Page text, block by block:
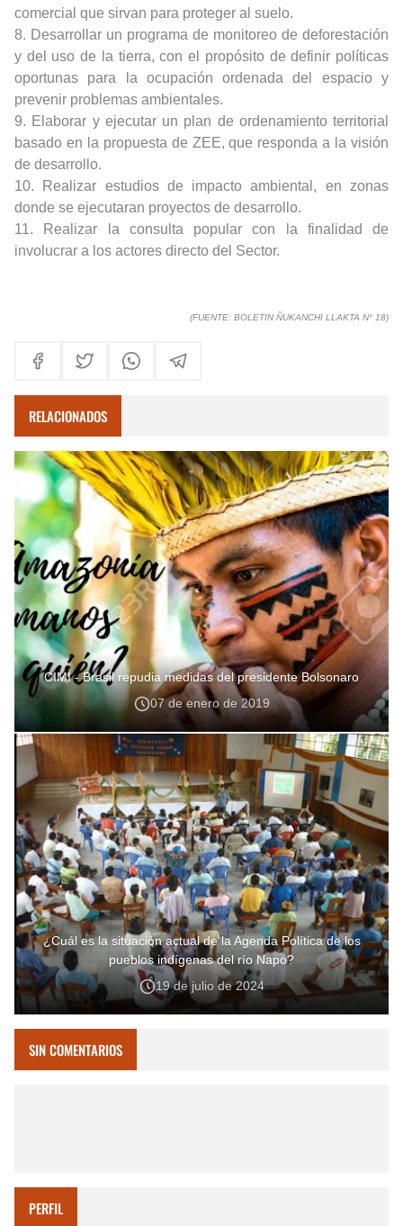
comercial que sirvan para proteger al suelo.
8. Desarrollar un programa de monitoreo de deforestación
y del uso de la tierra, con el propósito de definir políticas
oportunas para la ocupación ordenada del espacio y
prevenir problemas ambientales.
9. Elaborar y ejecutar un plan de ordenamiento territorial
basado en la propuesta de ZEE, que responda a la visión
de desarrollo.
10. Realizar estudios de impacto ambiental, en zonas
donde se ejecutaran proyectos de desarrollo.
11. Realizar la consulta popular con la finalidad de
involucrar a los actores directo del Sector.
(FUENTE: BOLETIN ÑUKANCHI LLAKTA N° 18)
RELACIONADOS
CIMI - Brasil repudia medidas del presidente Bolsonaro
07 de enero de 2019
¿Cuál es la situación actual de la Agenda Política de los
pueblos indígenas del río Napo?
19 de julio de 2024
SIN COMENTARIOS
PERFIL